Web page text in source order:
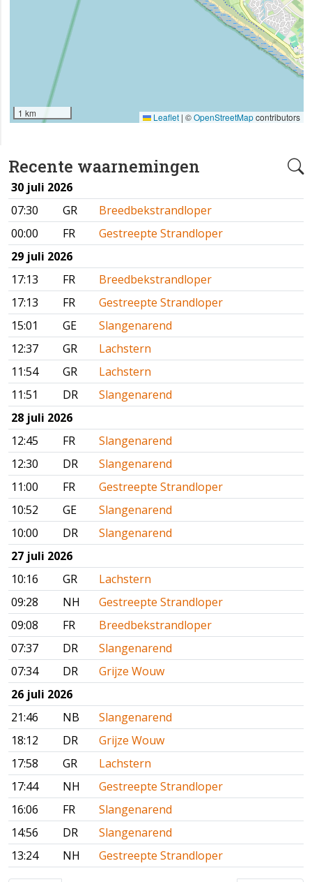
Recente waarnemingen
30 juli 2026
07:30
GR
Breedbekstrandloper
00:00
FR
Gestreepte Strandloper
29 juli 2026
17:13
FR
Breedbekstrandloper
17:13
FR
Gestreepte Strandloper
15:01
GE
Slangenarend
12:37
GR
Lachstern
11:54
GR
Lachstern
11:51
DR
Slangenarend
28 juli 2026
12:45
FR
Slangenarend
12:30
DR
Slangenarend
11:00
FR
Gestreepte Strandloper
10:52
GE
Slangenarend
10:00
DR
Slangenarend
27 juli 2026
10:16
GR
Lachstern
09:28
NH
Gestreepte Strandloper
09:08
FR
Breedbekstrandloper
07:37
DR
Slangenarend
07:34
DR
Grijze Wouw
26 juli 2026
21:46
NB
Slangenarend
18:12
DR
Grijze Wouw
17:58
GR
Lachstern
17:44
NH
Gestreepte Strandloper
16:06
FR
Slangenarend
14:56
DR
Slangenarend
13:24
NH Gestreepte Strandloper
1 km Leaflet | ©OpenStreetMapcontributors